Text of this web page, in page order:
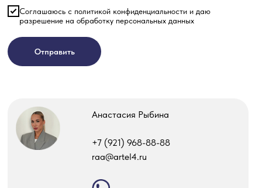
Соглашаюсь с политикой конфиденциальности и даю
разрешение на обработку персональных данных
Отправить
Анастасия Рыбина
‎+7 (921) 968-88-88
raa@artel4.ru